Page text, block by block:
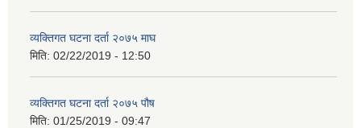
व्यक्तिगत घटना दर्ता २०७५ माघ
मिति: 02/22/2019 - 12:50
व्यक्तिगत घटना दर्ता २०७५ पौष
मिति: 01/25/2019 - 09:47